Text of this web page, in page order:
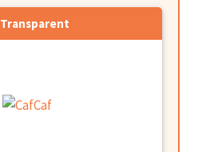
Transparent